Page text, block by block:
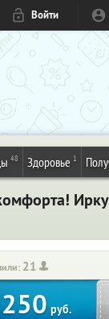
Войти
48 Здоровье 1
21
250 руб.